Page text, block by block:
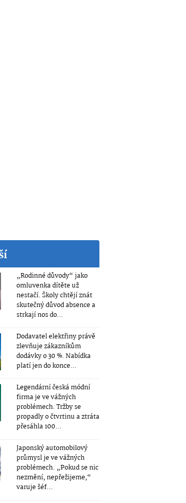
„Rodinné důvody“ jako
omluvenka dítěte už
nestačí. Školy chtějí znát
skutečný důvod absence a
strkají nos do...
Dodavatel elektřiny právě
zlevňuje zákazníkům
dodávky o 30 %. Nabídka
platí jen do konce...
Legendární česká módní
firma je ve vážných
problémech. Tržby se
propadly o čtvrtinu a ztráta
přesáhla 100...
Japonský automobilový
průmysl je ve vážných
problémech. „Pokud se nic
nezmění, nepřežijeme,“
varuje šéf...